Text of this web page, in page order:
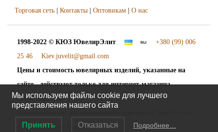
Торговая сеть
Контакты Оптовикам О нас
1998-2022 © КЮЗ ЮвелирЭлит
+380 (99) 006
25 46
Kiev.juvelit@gmail.com
Цены и стоимость ювелирных изделий, указанные на
сайте - действуют только для интернет-магазина
"ЮвелирЭлит".
во все города и сёла Украины
Мы используем файлы cookie для лучшего
представления нашего сайта
Принять Отказаться Подробнее…